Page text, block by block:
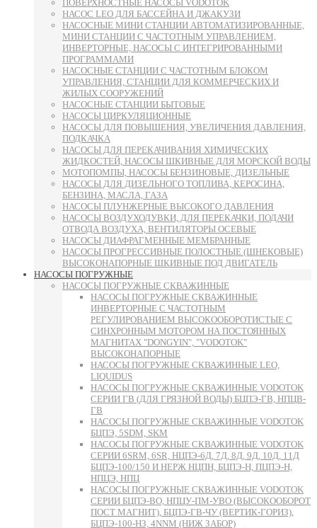
ПОВЕРХНОСТНЫЕ НАСОСЫ VODOTOK
НАСОС LEO ДЛЯ БАССЕЙНА И ДЖАКУЗИ
НАСОСНЫЕ МИНИ СТАНЦИИ АВТОМАТИЗИРОВАННЫЕ,
МИНИ СТАНЦИИ С ЧАСТОТНЫМ УПРАВЛЕНИЕМ,
ИНВЕРТОРНЫЕ, НАСОСЫ С ИНТЕГРИРОВАННЫМИ
ПРОГРАММАМИ
НАСОСНЫЕ СТАНЦИИ С ЧАСТОТНЫМ БЛОКОМ
УПРАВЛЕНИЯ, СТАНЦИИ ДЛЯ КОММЕРЧЕСКИХ И
ЖИЛЫХ СООРУЖЕНИЙ
НАСОСНЫЕ СТАНЦИИ БЫТОВЫЕ
НАСОСЫ ЦИРКУЛЯЦИОННЫЕ
НАСОСЫ ДЛЯ ПОВЫШЕНИЯ, УВЕЛИЧЕНИЯ ДАВЛЕНИЯ,
ПОДКАЧКА
НАСОСЫ ДЛЯ ПЕРЕКАЧИВАНИЯ ХИМИЧЕСКИХ
ЖИДКОСТЕЙ, НАСОСЫ ШКИВНЫЕ ДЛЯ МОРСКОЙ ВОДЫ
МОТОПОМПЫ, НАСОСЫ БЕНЗИНОВЫЕ, ДИЗЕЛЬНЫЕ
НАСОСЫ ДЛЯ ДИЗЕЛЬНОГО ТОПЛИВА, КЕРОСИНА,
БЕНЗИНА, МАСЛА, ГАЗА
НАСОСЫ ПЛУНЖЕРНЫЕ ВЫСОКОГО ДАВЛЕНИЯ
НАСОСЫ ВОЗДУХОДУВКИ, ДЛЯ ПЕРЕКАЧКИ, ПОДАЧИ
ОТВОДА ВОЗДУХА, ВЕНТИЛЯТОРЫ ОСЕВЫЕ
НАСОСЫ ДИАФРАГМЕННЫЕ МЕМБРАННЫЕ
НАСОСЫ ПРОГРЕССИВНЫЕ ПОЛОСТНЫЕ (ШНЕКОВЫЕ)
ВЫСОКОНАПОРНЫЕ ШКИВНЫЕ ПОД ДВИГАТЕЛЬ
НАСОСЫ ПОГРУЖНЫЕ
НАСОСЫ ПОГРУЖНЫЕ СКВАЖИННЫЕ
НАСОСЫ ПОГРУЖНЫЕ СКВАЖИННЫЕ
ИНВЕРТОРНЫЕ С ЧАСТОТНЫМ
РЕГУЛИРОВАНИЕМ ВЫСОКООБОРОТИСТЫЕ С
СИНХРОННЫМ МОТОРОМ НА ПОСТОЯННЫХ
МАГНИТАХ "DONGYIN", "VODOTOK"
ВЫСОКОНАПОРНЫЕ
НАСОСЫ ПОГРУЖНЫЕ СКВАЖИННЫЕ LEO,
LIQUIDUS
НАСОСЫ ПОГРУЖНЫЕ СКВАЖИННЫЕ VODOTOK
СЕРИИ ГВ (ДЛЯ ГРЯЗНОЙ ВОДЫ) БЦПЭ-ГВ, НПЦВ-
ГВ
НАСОСЫ ПОГРУЖНЫЕ СКВАЖИННЫЕ VODOTOK
БЦПЭ, 5SDM, SKM
НАСОСЫ ПОГРУЖНЫЕ СКВАЖИННЫЕ VODOTOK
СЕРИИ 6SRM, 6SR, НЦПЭ-6Д, 7Д, 8Д, 9Д, 10Д, 11Д
БЦПЭ-100/150 И НЕРЖ НЦПН, БЦПЭ-Н, ПЦПЭ-Н,
НПЦЭ, НПЦ
НАСОСЫ ПОГРУЖНЫЕ СКВАЖИННЫЕ VODOTOK
СЕРИИ БЦПЭ-ВО, НПЦУ-ПМ-УВО (ВЫСОКООБОРОТ
ПОСТ МАГНИТ), БЦПЭ-ГВ-ЧУ (ВЕРТИК-ГОРИЗ),
БЦПЭ-100-НЗ, 4NNM (НИЖ ЗАБОР)